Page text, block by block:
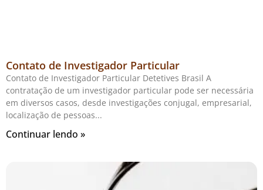
Contato de Investigador Particular
Contato de Investigador Particular Detetives Brasil A
contratação de um investigador particular pode ser necessária
em diversos casos, desde investigações conjugal, empresarial,
localização de pessoas
Continuar lendo »